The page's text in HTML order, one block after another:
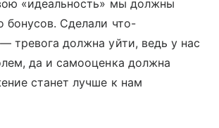
«идеальность» мы должны
бонусов. Сделали что-
тревога должна уйти, ведь у нас
да и самооценка должна
станет лучше к нам